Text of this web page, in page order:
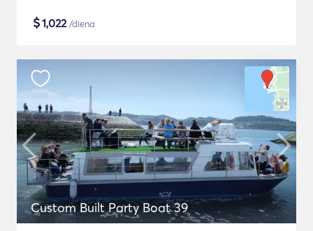
$1,022/diena
Custom Built Party Boat 39